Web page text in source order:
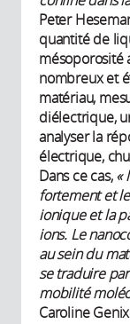
Peter
quantité de
mésoporosité
nombreux et
matériau,
diélectrique,
analyser la
électrique,
Dans ce cas,«
fortement et
ionique et la
ions. Le
au sein du
se traduire
mobilité
Caroline